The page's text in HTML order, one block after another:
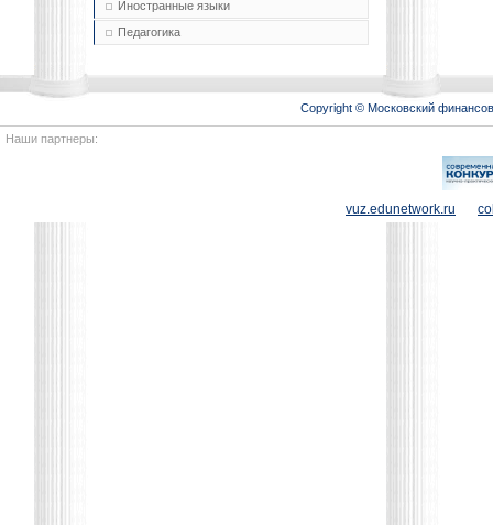
Иностранные языки
Педагогика
Copyright © Московский
Наши партнеры:
vuz.edunetwork.ru